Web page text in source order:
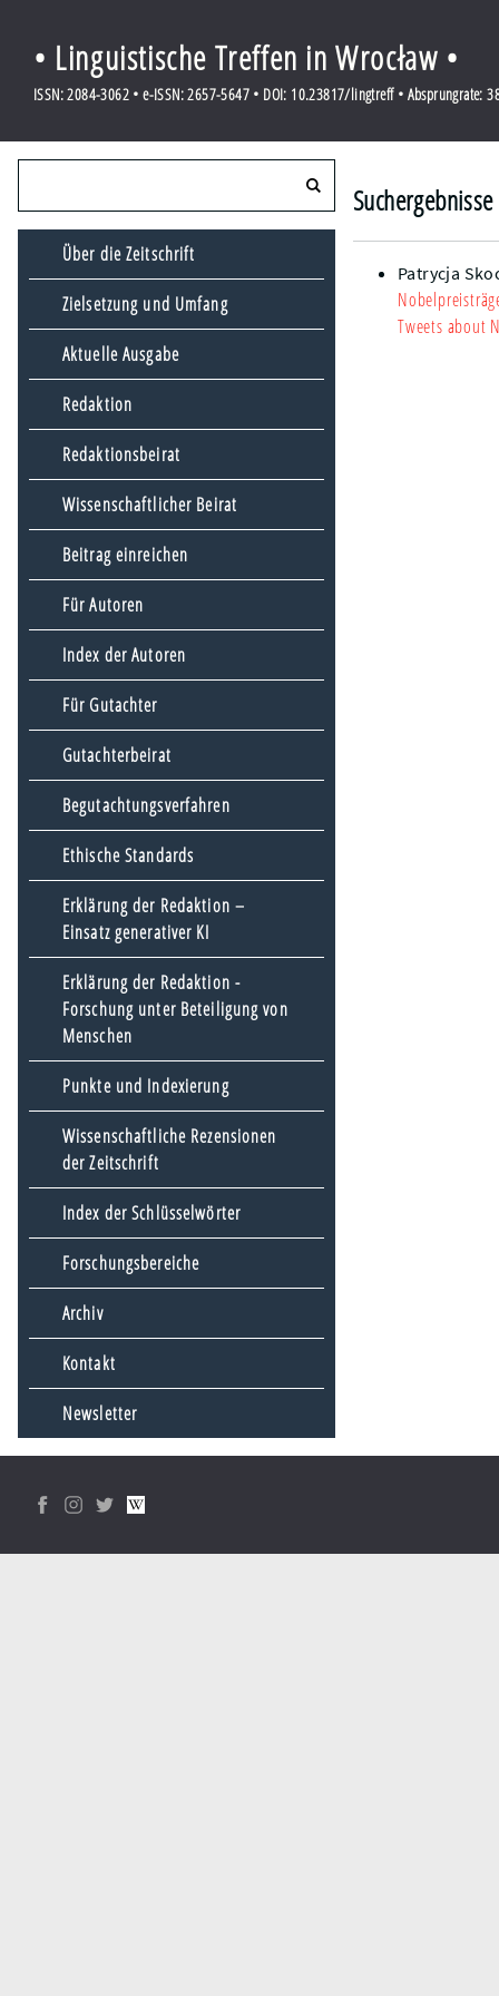
• Linguistische Treffen in Wrocław •
ISSN: 2084-3062 • e-ISSN: 2657-5647 • DOI: 10.23817/lingtreff • Absprungrate:
Über die Zeitschrift
Zielsetzung und Umfang
Aktuelle Ausgabe
Redaktion
Redaktionsbeirat
Wissenschaftlicher Beirat
Beitrag einreichen
Für Autoren
Index der Autoren
Für Gutachter
Gutachterbeirat
Begutachtungsverfahren
Ethische Standards
Erklärung der Redaktion –
Einsatz generativer KI
Erklärung der Redaktion -
Forschung unter Beteiligung von
Menschen
Punkte und Indexierung
Wissenschaftliche Rezensionen
der Zeitschrift
Index der Schlüsselwörter
Forschungsbereiche
Archiv
Kontakt
Newsletter
Patrycja
Tweets about